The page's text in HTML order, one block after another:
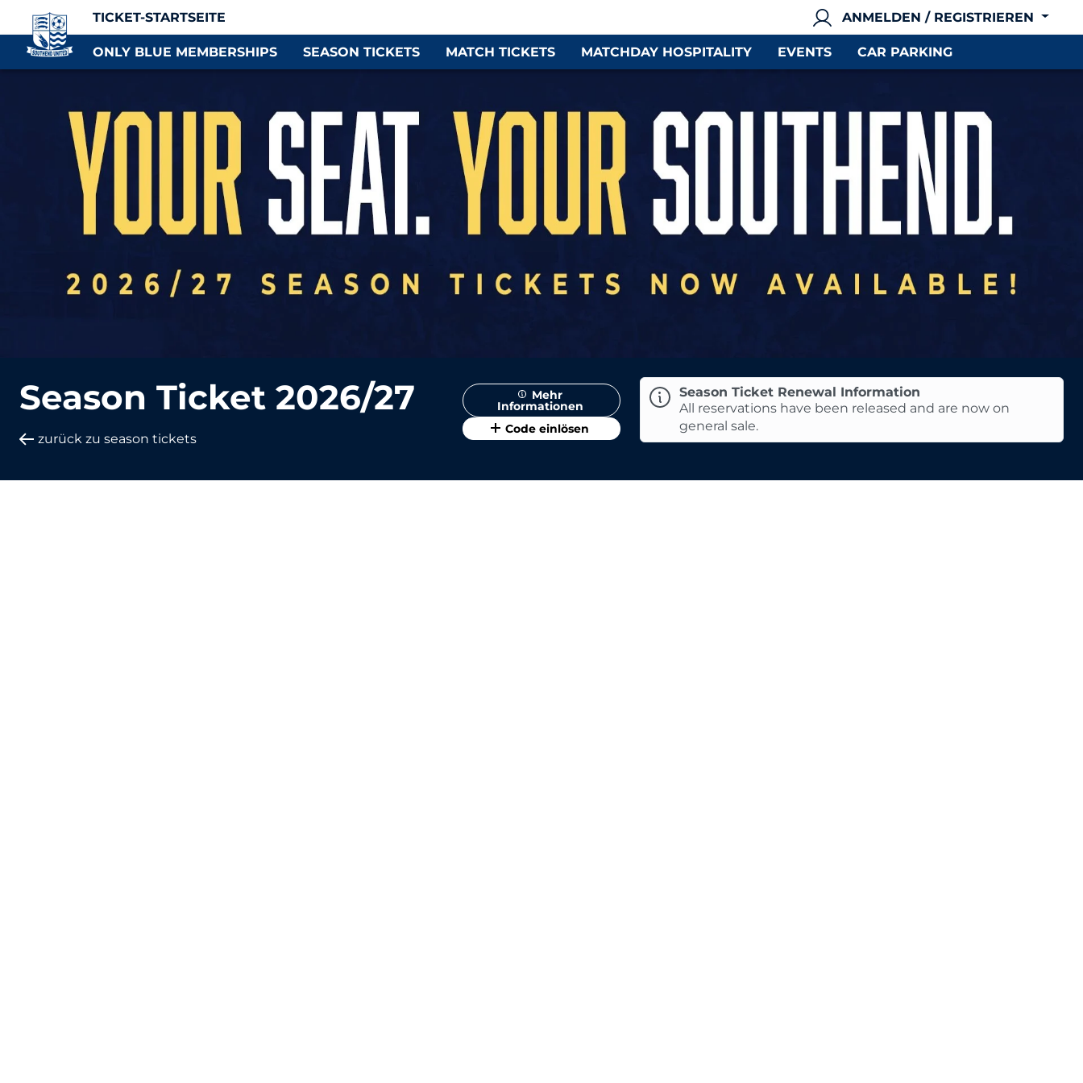
TICKET-STARTSEITE ANMELDEN / REGISTRIEREN
ONLY BLUE MEMBERSHIPS SEASON TICKETS MATCH TICKETS MATCHDAY HOSPITALITY EVENTS CAR PARKING
Season Ticket 2026/27
zurück zu season tickets
Informationen
Code einlösen
Season Ticket Renewal Information
All reservations have been released and are now on
general sale.